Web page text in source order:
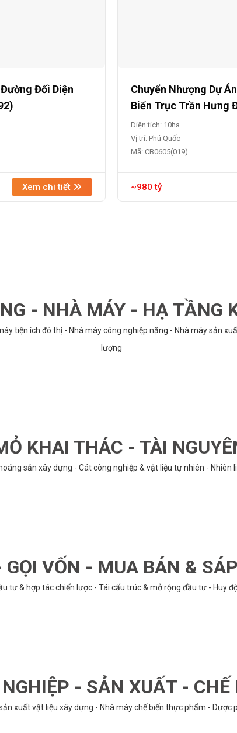
Đối Diện
Xem chi tiết
Chuyển Nhượng Dự
Biển Trục Trần Hưng
Diện tích: 10ha
Vị trí: Phú Quốc
Mã: CB0605(019)
~980 tỷ
- NHÀ MÁY - HẠ TẦNG
tiện ích đô thị - Nhà máy công nghiệp nặng - Nhà máy sản
lượng
KHAI THÁC - TÀI
sản xây dựng - Cát công nghiệp & vật liệu tự nhiên -
VỐN - MUA BÁN &
tư & hợp tác chiến lược - Tái cấu trúc & mở rộng đầu tư - Huy
NGHIỆP - SẢN XUẤT - CHẾ
xuất vật liệu xây dựng - Nhà máy chế biến thực phẩm - Dược